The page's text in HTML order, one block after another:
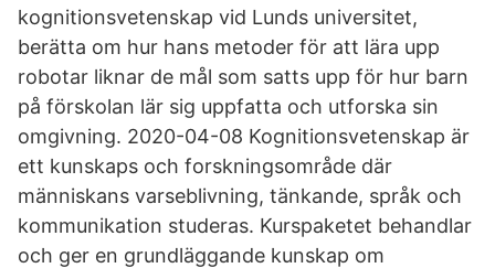
kognitionsvetenskap vid Lunds universitet,
berätta om hur hans metoder för att lära upp
robotar liknar de mål som satts upp för hur barn
på förskolan lär sig uppfatta och utforska sin
omgivning. 2020-04-08 Kognitionsvetenskap är
ett kunskaps och forskningsområde där
människans varseblivning, tänkande, språk och
kommunikation studeras. Kurspaketet behandlar
och ger en grundläggande kunskap om